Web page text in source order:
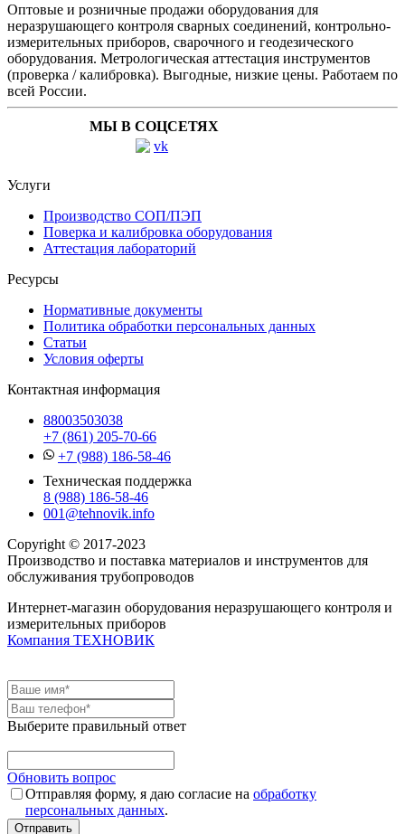
Оптовые и розничные продажи оборудования для
неразрушающего контроля сварных соединений, контрольно-
измерительных приборов, сварочного и геодезического
оборудования. Метрологическая аттестация инструментов
(проверка / калибровка). Выгодные, низкие цены. Работаем по
всей России.
МЫ В СОЦСЕТЯХ
Услуги
Производство СОП/ПЭП
Поверка и калибровка оборудования
Аттестация лабораторий
Ресурсы
Нормативные документы
Политика обработки персональных данных
Статьи
Условия оферты
Контактная информация
88003503038
+7 (861) 205-70-66
+7 (988) 186-58-46
Техническая поддержка
8 (988) 186-58-46
001@tehnovik.info
Copyright © 2017-2023
Производство и поставка материалов и инструментов для
обслуживания трубопроводов
Интернет-магазин оборудования неразрушающего контроля и
измерительных приборов
Компания ТЕХНОВИК
Выберите правильный ответ
Обновить вопрос
Отправляя форму, я даю согласие на обработку
персональных данных.